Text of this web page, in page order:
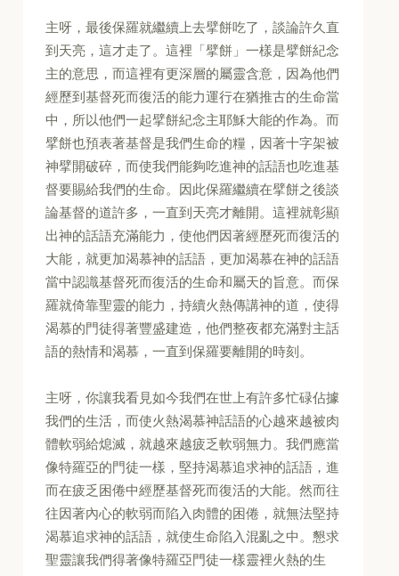
主呀，最後保羅就繼續上去擘餅吃了，談論許久直
到天亮，這才走了。這裡「擘餅」一樣是擘餅紀念
主的意思，而這裡有更深層的屬靈含意，因為他們
經歷到基督死而復活的能力運行在猶推古的生命當
中，所以他們一起擘餅紀念主耶穌大能的作為。而
擘餅也預表著基督是我們生命的糧，因著十字架被
神擘開破碎，而使我們能夠吃進神的話語也吃進基
督要賜給我們的生命。因此保羅繼續在擘餅之後談
論基督的道許多，一直到天亮才離開。這裡就彰顯
出神的話語充滿能力，使他們因著經歷死而復活的
大能，就更加渴慕神的話語，更加渴慕在神的話語
當中認識基督死而復活的生命和屬天的旨意。而保
羅就倚靠聖靈的能力，持續火熱傳講神的道，使得
渴慕的門徒得著豐盛建造，他們整夜都充滿對主話
語的熱情和渴慕，一直到保羅要離開的時刻。
主呀，你讓我看見如今我們在世上有許多忙碌佔據
我們的生活，而使火熱渴慕神話語的心越來越被肉
體軟弱給熄滅，就越來越疲乏軟弱無力。我們應當
像特羅亞的門徒一樣，堅持渴慕追求神的話語，進
而在疲乏困倦中經歷基督死而復活的大能。然而往
往因著內心的軟弱而陷入肉體的困倦，就無法堅持
渴慕追求神的話語，就使生命陷入混亂之中。懇求
聖靈讓我們得著像特羅亞門徒一樣靈裡火熱的生